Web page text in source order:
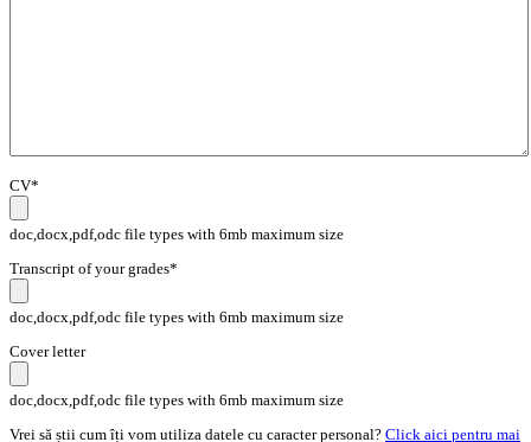
CV*
doc,docx,pdf,odc file types with 6mb maximum size
Transcript of your grades*
doc,docx,pdf,odc file types with 6mb maximum size
Cover letter
doc,docx,pdf,odc file types with 6mb maximum size
Vrei să știi cum îți vom utiliza datele cu caracter personal? Click aici pentru mai